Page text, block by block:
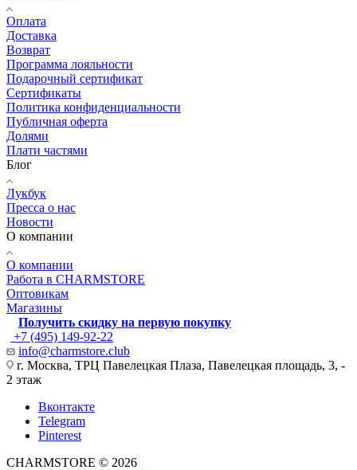
Оплата
Доставка
Возврат
Программа лояльности
Подарочный сертификат
Сертификаты
Политика конфиденциальности
Публичная оферта
Долями
Плати частями
Блог
Лукбук
Пресса о нас
Новости
О компании
О компании
Работа в CHARMSTORE
Оптовикам
Магазины
Получить скидку на первую покупку
+7 (495) 149-92-22
info@charmstore.club
г. Москва, ТРЦ Павелецкая Плаза, Павелецкая площадь, 3, -
2 этаж
Вконтакте
Telegram
Pinterest
CHARMSTORE © 2026